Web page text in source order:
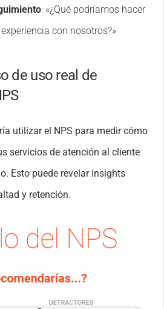
: «¿Qué podríamos hacer
con nosotros?»
de uso real de
utilizar el NPS para medir cómo
servicios de atención al cliente
Esto puede revelar insights
y retención.